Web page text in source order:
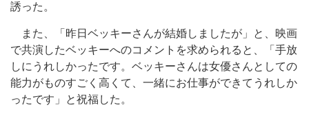
誘った。
また、「昨日ベッキーさんが結婚しましたが」と、映画
で共演したベッキーへのコメントを求められると、「手放
しにうれしかったです。ベッキーさんは女優さんとしての
能力がものすごく高くて、一緒にお仕事ができてうれしか
ったです」と祝福した。